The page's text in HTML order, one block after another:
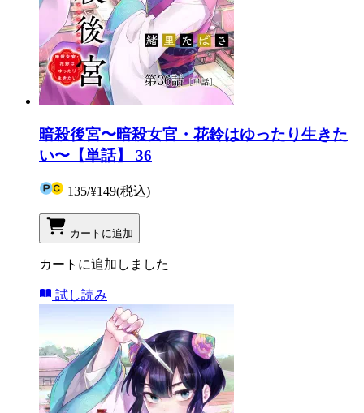
暗殺後宮〜暗殺女官・花鈴はゆったり生きた
い〜【単話】 36
135/¥149(税込)
カートに追加
カートに追加しました
試し読み